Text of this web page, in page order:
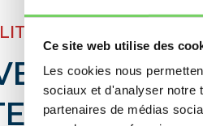
Ce site web utilise des
Les cookies nous
sociaux et d'analyser notre
partenaires de médias
LIMITE DE